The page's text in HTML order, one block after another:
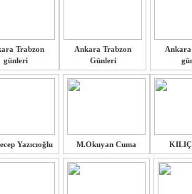
Trabzon
günleri
Ankara Trabzon
Günleri
Yazıcıoğlu M.Okuyan Cuma